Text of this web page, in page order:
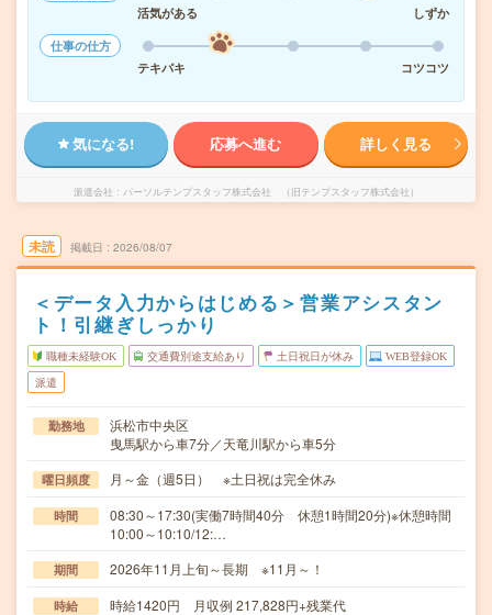
活気がある
しずか
仕事の仕方
テキパキ
コツコツ
気になる! 応募へ進む 詳しく見る
派遣会社 パーソルテンプスタッフ株式会社 （旧テンプスタッフ株式会社）
未読 掲載日 2026/08/07
＜データ入力からはじめる＞営業アシスタン
ト！引継ぎしっかり
職種未経験OK 交通費別途支給あり 土日祝日が休み WEB登録OK
派遣
勤務地
浜松市中央区
曳馬駅から車7分／天竜川駅から車5分
曜日頻度 月～金（週5日） ※土日祝は完全休み
時間
08:30～17:30(実働7時間40分 休憩1時間20分)※休憩時間
10:00～10:10/12:…
期間 2026年11月上旬～長期 ※11月～！
時給 時給1420円 月収例 217,828円+残業代